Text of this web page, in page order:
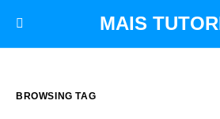
MAIS
BROWSING TAG